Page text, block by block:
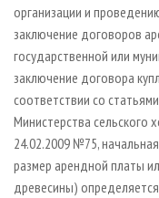
организации и
заключение договоров
государственной или
заключение договора
соответствии со
Министерства сельского
24.02.2009 №75,
размер арендной платы
древесины)